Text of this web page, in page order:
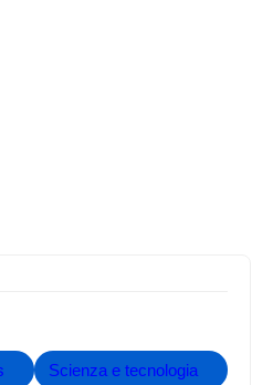
Scienza e tecnologia